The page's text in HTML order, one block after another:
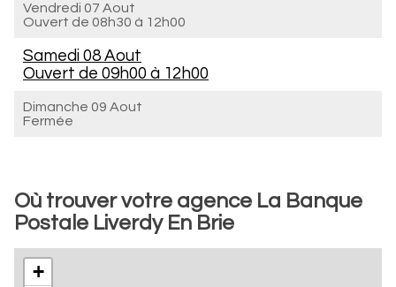
Vendredi 07 Aout
Ouvert de 08h30 à 12h00
Samedi 08 Aout
Ouvert de 09h00 à 12h00
Dimanche 09 Aout
Fermée
Où trouver votre agence La Banque
Postale Liverdy En Brie
+